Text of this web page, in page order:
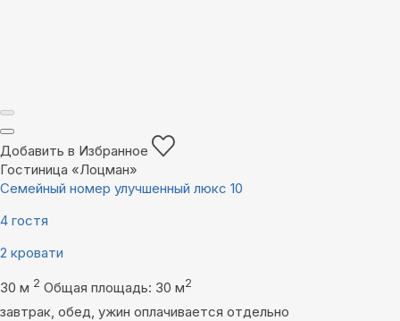
Добавить в Избранное
Гостиница «Лоцман»
Семейный номер улучшенный люкс 10
4 гостя
2 кровати
30 м 2 Общая площадь: 30 м2
завтрак, обед, ужин оплачивается отдельно